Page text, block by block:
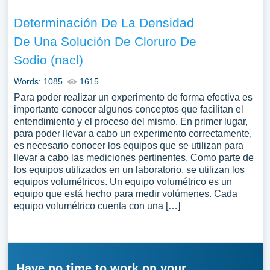
Determinación De La Densidad
De Una Solución De Cloruro De
Sodio (nacl)
Words: 1085 1615
Para poder realizar un experimento de forma efectiva es
importante conocer algunos conceptos que facilitan el
entendimiento y el proceso del mismo. En primer lugar,
para poder llevar a cabo un experimento correctamente,
es necesario conocer los equipos que se utilizan para
llevar a cabo las mediciones pertinentes. Como parte de
los equipos utilizados en un laboratorio, se utilizan los
equipos volumétricos. Un equipo volumétrico es un
equipo que está hecho para medir volúmenes. Cada
equipo volumétrico cuenta con una […]